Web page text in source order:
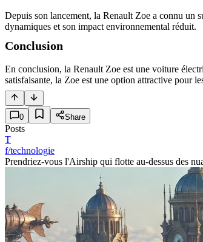
Depuis son lancement, la Renault Zoe a connu un
dynamiques et son impact environnemental réduit.
Conclusion
En conclusion, la Renault Zoe est une voiture
satisfaisante, la Zoe est une option attractive pour
0 Share
Posts
T
f/technologie
Prendriez-vous l'Airship qui flotte au-dessus des